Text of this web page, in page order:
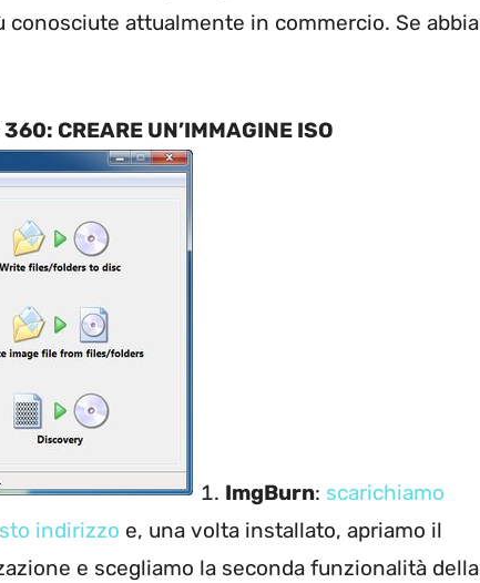
conosciute attualmente in commercio. Se
CREARE UN’IMMAGINE ISO
ImgBurn: scarichiamo
indirizzo e, una volta installato, apriamo il
e scegliamo la seconda funzionalità della